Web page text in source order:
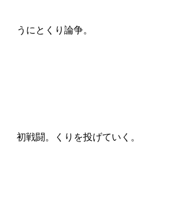
うにとくり論争。
初戦闘。くりを投げていく。